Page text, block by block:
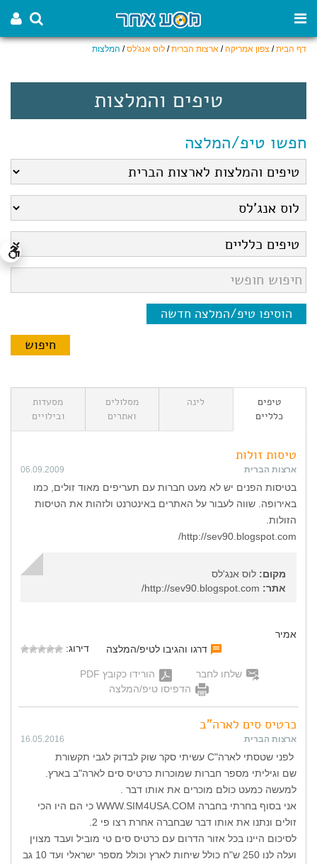
דף הבית/ צפון אמריקה/ ארצות הברית/ לוס אנג'לס/ המלצות
טיפים והמלצות
חפשו טיפ/המלצה
הוסיפו טיפ/המלצה חדשה
טיפים
כלליים
לינה
מסלולים
ואתרים
מסעדות
ובילויים
טיסות זולות
ארצות הברית 06.09.2009
בטיסות הפנים יש לא מעט חברות עם תעריפים מאוד זולים, כמו
באירופה. שווה לעבור על האתרים באינטרנט ולזהות את הטיסות
הזולות.
http://sev90.blogspot.com/
מקום: לוס אנג'לס
אתר:
אמיר
דרגו והגיבו לטיפ/המלצה
דירוג:
שלחו לחבר
הורידו כקובץ PDF
הדפיסו טיפ/המלצה
כרטיס סים לארה"ב
ארצות הברית 16.05.2016
לפני שטסתי לארה"C עשיתי סקר שוק לבדוק לגבי תקשורת
שם וגיליתי מספר חברות שמוכרות כרטיס סים לארה"ב בארץ.
למעשה כמעט כולם מוכרים את אותו דבר .
אני בסוף בחרתי בחברה WWW.SIM4USA.COM כי הם היו הכי
זולים ונתנו את אותו דבר שבחברה אחרת רצו פי 2.
לסיכום היינו בכל אזור הדרום עם כרטיס סים טי מוביל ועבד מצוין
ועלה לנו 250 ש"ח כולל שיחות לארץ וכולל מספר ישראלי ועד 10 גב